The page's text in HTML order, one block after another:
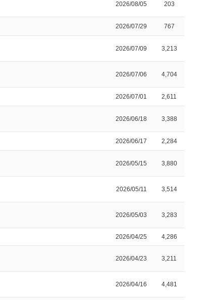
2026/08/05 203
2026/07/29 767
2026/07/09 3,213
2026/07/06 4,704
2026/07/01 2,611
2026/06/18 3,388
2026/06/17 2,284
2026/05/15 3,880
2026/05/11 3,514
2026/05/03 3,283
2026/04/25 4,286
2026/04/23 3,211
2026/04/16 4,481